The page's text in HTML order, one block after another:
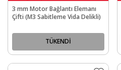
3 mm Motor Bağlantı Elemanı
Çifti (M3 Sabitleme Vida Delikli)
TÜKENDİ